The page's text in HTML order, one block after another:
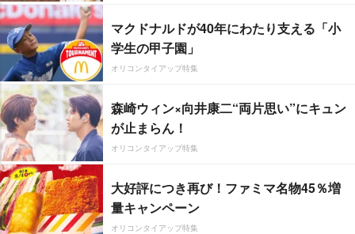
マクドナルドが40年にわたり支える「小
学生の甲子園」
オリコンタイアップ特集
森崎ウィン×向井康二“両片思い”にキュン
が止まらん！
オリコンタイアップ特集
大好評につき再び！ファミマ名物45％増
量キャンペーン
オリコンタイアップ特集